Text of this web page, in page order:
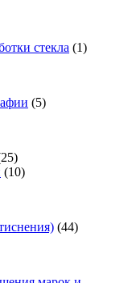
стекла (1)
(5)
(10)
(44)